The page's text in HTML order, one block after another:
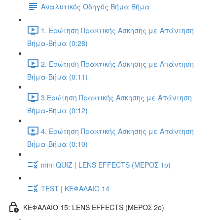
Αναλυτικός Οδηγός Βήμα Βήμα
1. Ερώτηση Πρακτικής Άσκησης με Απάντηση
Βήμα-Βήμα (0:28)
2. Ερώτηση Πρακτικής Άσκησης με Απάντηση
Βήμα-Βήμα (0:11)
3.Ερώτηση Πρακτικής Άσκησης με Απάντηση
Βήμα-Βήμα (0:12)
4. Ερώτηση Πρακτικής Άσκησης με Απάντηση
Βήμα-Βήμα (0:10)
mini QUIZ | LENS EFFECTS (ΜΕΡΟΣ 1ο)
TEST | ΚΕΦΑΛΑΙΟ 14
ΚΕΦΑΛΑΙΟ 15: LENS EFFECTS (ΜΕΡΟΣ 2o)